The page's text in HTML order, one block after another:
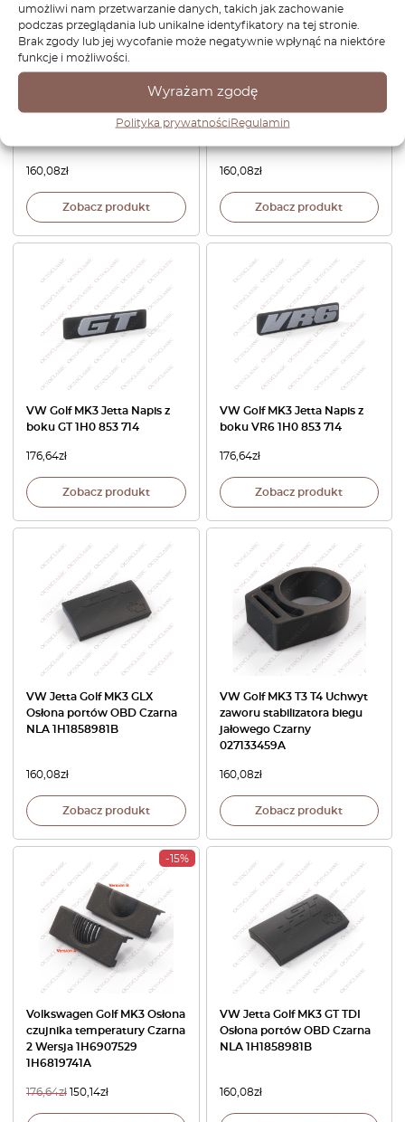
umożliwi nam przetwarzanie danych, takich jak zachowanie
podczas przeglądania lub unikalne identyfikatory na tej stronie.
Brak zgody lub jej wycofanie może negatywnie wpłynąć na niektóre
funkcje i możliwości.
Wyrażam zgodę
Polityka prywatnościRegulamin
OBD Czarna NLA
160,08zł
Zobacz produkt
VW MK3 Golf Klips
sztuki podkład lub czarny
160,08zł
Zobacz produkt
VW Golf MK3 Jetta Napis z
boku GT 1H0 853 714
176,64zł
Zobacz produkt
VW Golf MK3 Jetta Napis z
boku VR6 1H0 853 714
176,64zł
Zobacz produkt
VW Jetta Golf MK3 GLX
Osłona portów OBD Czarna
NLA 1H1858981B
160,08zł
Zobacz produkt
VW Golf MK3 T3 T4 Uchwyt
zaworu stabilizatora biegu
jałowego Czarny
027133459A
160,08zł
Zobacz produkt
-15%
Volkswagen Golf MK3 Osłona
czujnika temperatury Czarna
2 Wersja 1H6907529
1H6819741A
176,64zł 150,14zł
VW Jetta Golf MK3 GT TDI
Osłona portów OBD Czarna
NLA 1H1858981B
160,08zł